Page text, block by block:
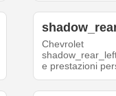
Chevrolet
e prestazioni